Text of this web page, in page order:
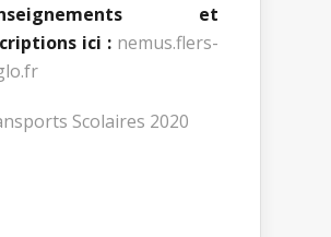
et
ici : nemus.flers-